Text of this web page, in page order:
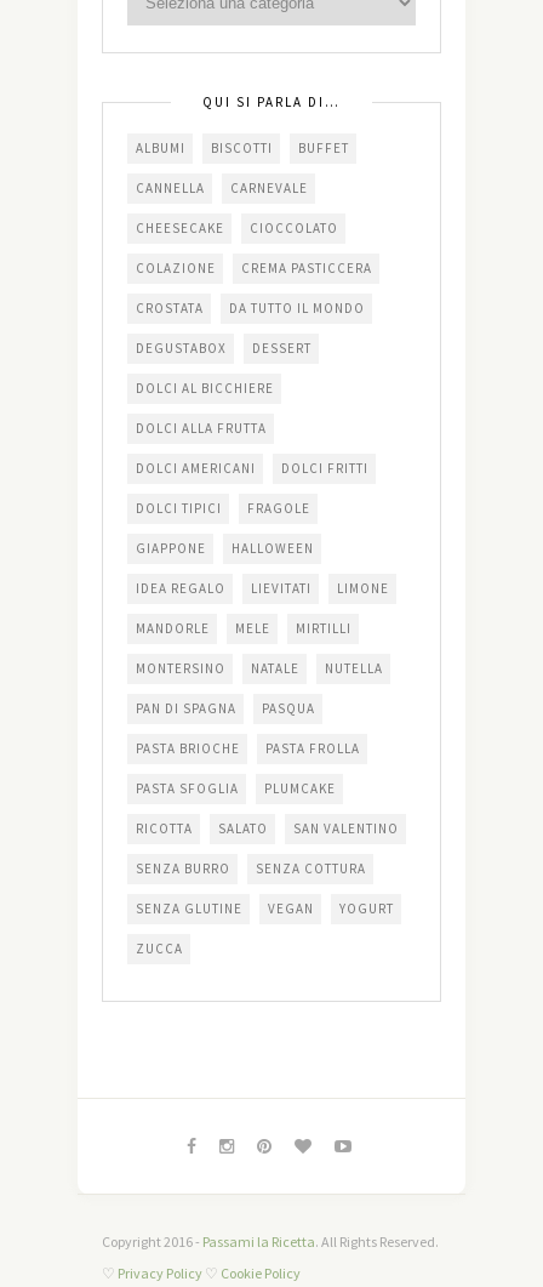
QUI SI PARLA DI…
ALBUMI BISCOTTI BUFFET
CANNELLA CARNEVALE
CHEESECAKE CIOCCOLATO
COLAZIONE CREMA PASTICCERA
CROSTATA DA TUTTO IL MONDO
DEGUSTABOX DESSERT
DOLCI AL BICCHIERE
DOLCI ALLA FRUTTA
DOLCI AMERICANI DOLCI FRITTI
DOLCI TIPICI FRAGOLE
GIAPPONE HALLOWEEN
IDEA REGALO LIEVITATI LIMONE
MANDORLE MELE MIRTILLI
MONTERSINO NATALE NUTELLA
PAN DI SPAGNA PASQUA
PASTA BRIOCHE PASTA FROLLA
PASTA SFOGLIA PLUMCAKE
RICOTTA SALATO SAN VALENTINO
SENZA BURRO SENZA COTTURA
SENZA GLUTINE VEGAN YOGURT
ZUCCA
Copyright 2016 - Passami la Ricetta. All Rights Reserved.
♡ Privacy Policy ♡ Cookie Policy